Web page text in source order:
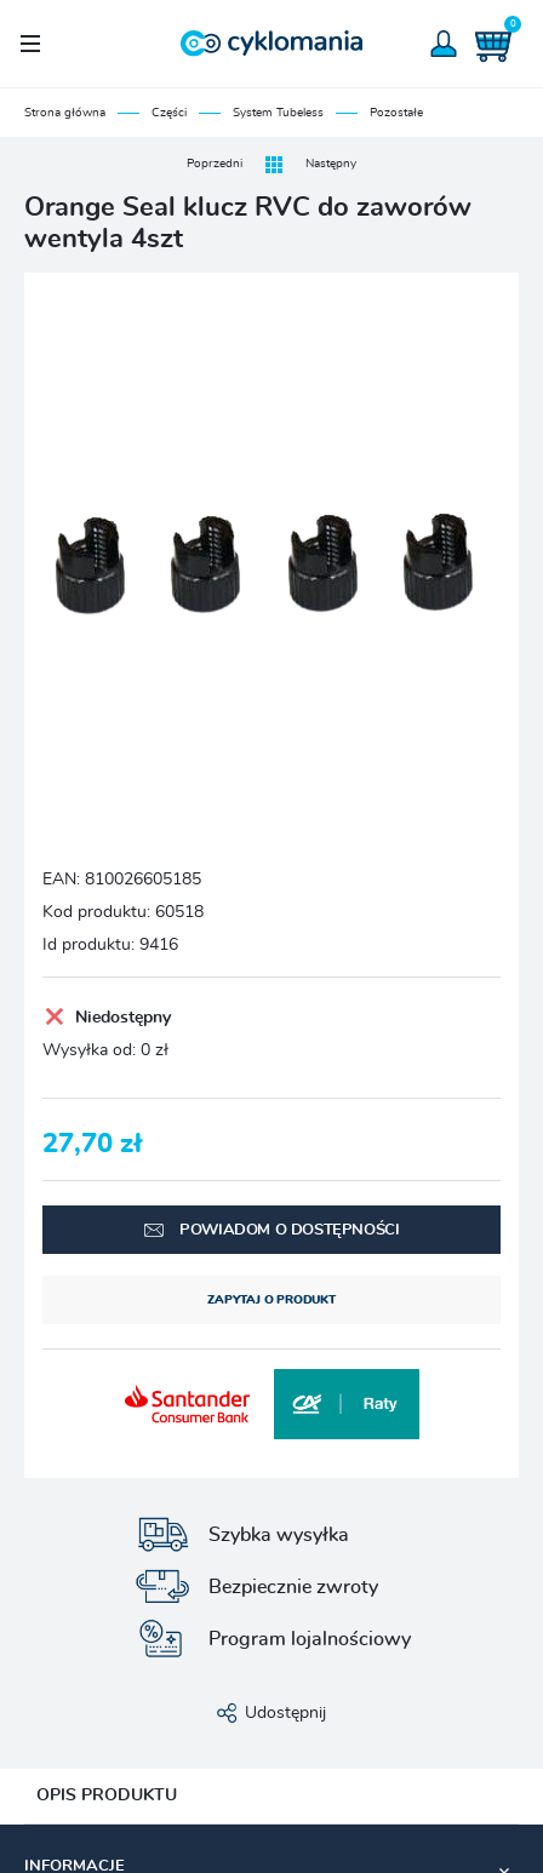
0
Strona główna Części System Tubeless Pozostałe
Poprzedni Następny
Orange Seal klucz RVC do zaworów
wentyla 4szt
EAN: 810026605185
Kod produktu: 60518
Id produktu: 9416
Niedostępny
Wysyłka od: 0 zł
27,70 zł
POWIADOM O DOSTĘPNOŚCI
ZAPYTAJ O PRODUKT
Szybka wysyłka
Bezpiecznie zwroty
Program lojalnościowy
Udostępnij
OPIS PRODUKTU
INFORMACJE